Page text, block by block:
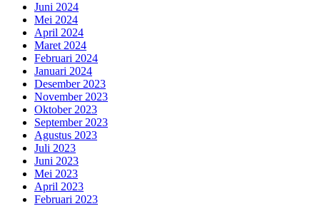
Juni 2024
Mei 2024
April 2024
Maret 2024
Februari 2024
Januari 2024
Desember 2023
November 2023
Oktober 2023
September 2023
Agustus 2023
Juli 2023
Juni 2023
Mei 2023
April 2023
Februari 2023